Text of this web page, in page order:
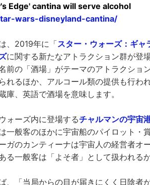
Edge' cantina will serve alcohol
wars-disneyland-cantina/
、2019年に「スター・ウォーズ：ギャ
に関する新たなアトラクション群が登
前の「酒場」がテーマのアトラクショ
れるほか、アルコール類の提供も行わ
庫、英語で酒場を意味します。
ォーズ内に登場するチャルマンの宇宙
一般客のほかに宇宙船のパイロット・
ガのカンティーナは宇宙人の経営者オ
る一般客は「よそ者」として扱われる
、「当局からの目が届きにくく日陰者